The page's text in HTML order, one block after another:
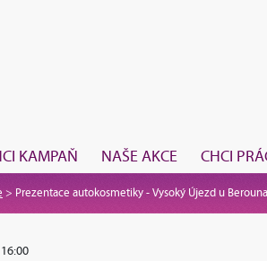
KAMPAŇ NAŠE AKCE CHCI
> Prezentace autokosmetiky - Vysoký Újezd u Berouna